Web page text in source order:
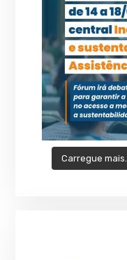
Carregue mais…